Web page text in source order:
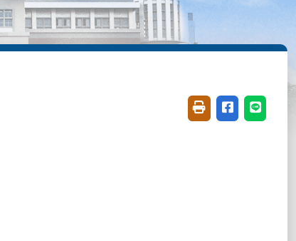
友善列印(開新視窗)
分享至臉書(
分享至